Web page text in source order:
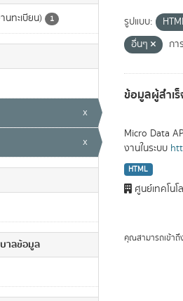
ทะเบียน) 1
x
x
าลข้อมูล
รูปแบบ:
อื่นๆ
กา
ข้อมูลผู้สำเ
Micro Data
งานในระบบ
HTML
ศูนย์เทคโนโ
คุณสามารถเข้า